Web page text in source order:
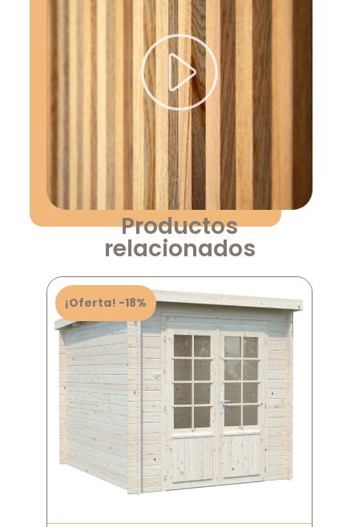
Productos
relacionados
¡Oferta! -18%